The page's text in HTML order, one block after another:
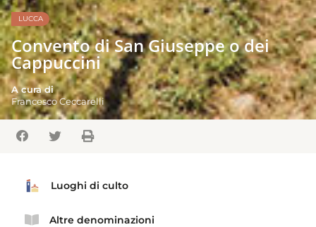
LUCCA
Convento di San Giuseppe o dei
Cappuccini
A cura di
Francesco Ceccarelli
Luoghi di culto
Altre denominazioni